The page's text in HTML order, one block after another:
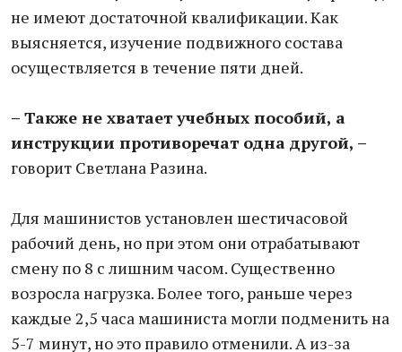
не имеют достаточной квалификации. Как
выясняется, изучение подвижного состава
осуществляется в течение пяти дней.
– Также не хватает учебных пособий, а
инструкции противоречат одна другой, –
говорит Светлана Разина.
Для машинистов установлен шестичасовой
рабочий день, но при этом они отрабатывают
смену по 8 с лишним часом. Существенно
возросла нагрузка. Более того, раньше через
каждые 2,5 часа машиниста могли подменить на
5-7 минут, но это правило отменили. А из-за